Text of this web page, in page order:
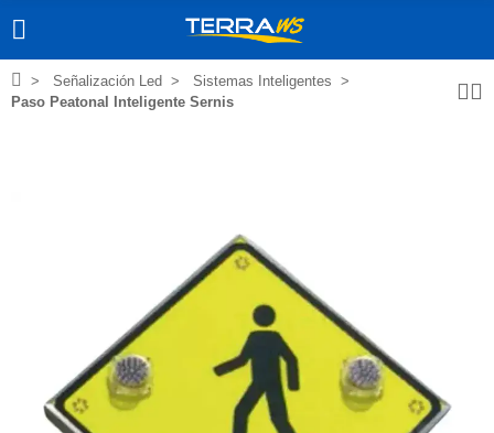
Señalización Led
Sistemas Inteligentes
Paso Peatonal Inteligente Sernis